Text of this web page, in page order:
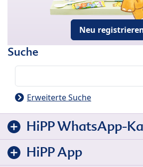
Neu
Suche
Erweiterte Suche
HiPP WhatsApp-
HiPP App